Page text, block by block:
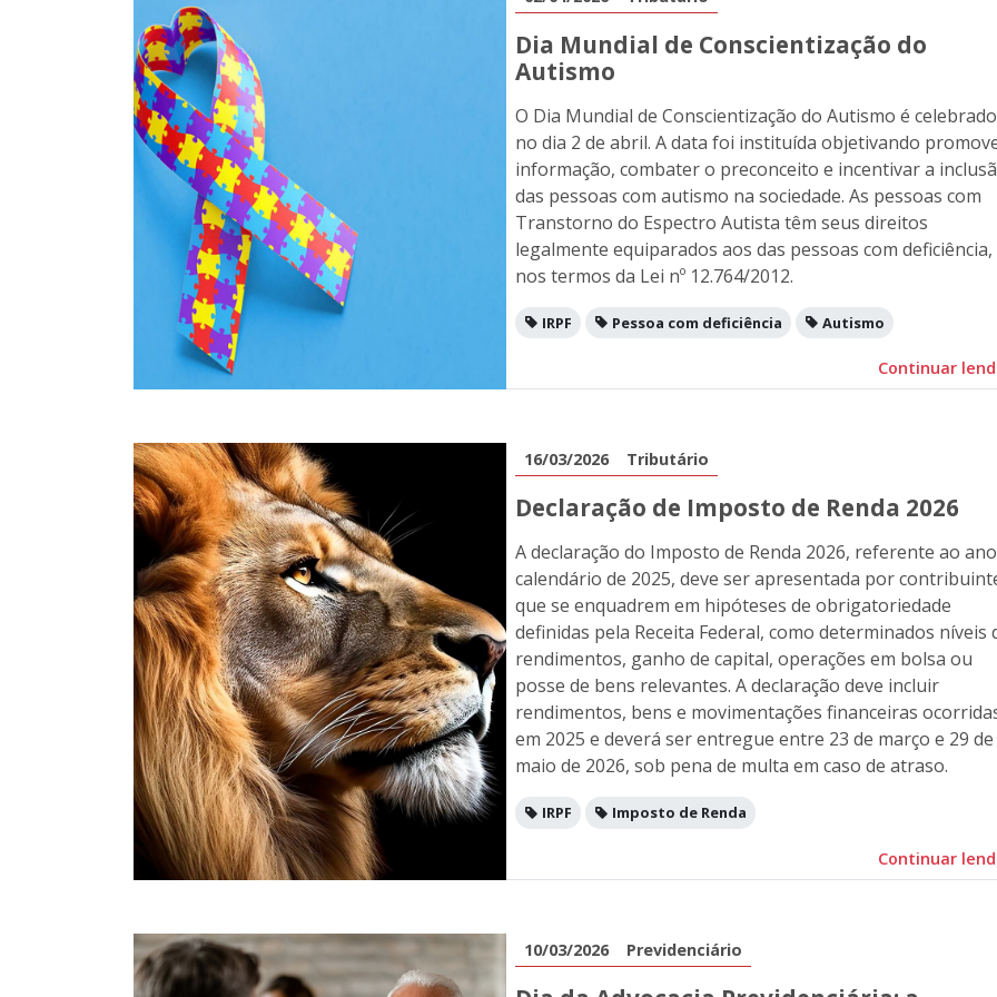
Dia Mundial de Conscientização do
Autismo
O Dia Mundial de Conscientização do Autismo é celebrado
no dia 2 de abril. A data foi instituída objetivando
informação, combater o preconceito e incentivar a
das pessoas com autismo na sociedade. As pessoas com
Transtorno do Espectro Autista têm seus direitos
legalmente equiparados aos das pessoas com deficiência,
nos termos da Lei nº 12.764/2012.
IRPF Pessoa com deficiência Autismo
Continuar
16/03/2026 Tributário
Declaração de Imposto de Renda 2026
A declaração do Imposto de Renda 2026, referente ao
calendário de 2025, deve ser apresentada por
que se enquadrem em hipóteses de obrigatoriedade
definidas pela Receita Federal, como determinados níveis
rendimentos, ganho de capital, operações em bolsa ou
posse de bens relevantes. A declaração deve incluir
rendimentos, bens e movimentações financeiras
em 2025 e deverá ser entregue entre 23 de março e 29 de
maio de 2026, sob pena de multa em caso de atraso.
IRPF Imposto de Renda
Continuar
10/03/2026 Previdenciário